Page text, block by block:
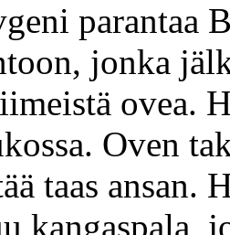
parantaa
jonka
ovea.
Oven
taas ansan.
kangaspala,